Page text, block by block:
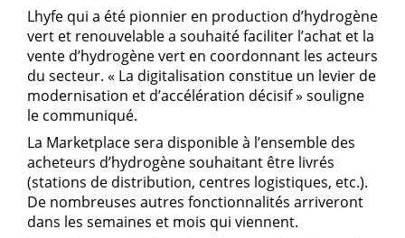
Lhyfe qui a été pionnier en production d’hydrogène
vert et renouvelable a souhaité faciliter l’achat et la
vente d’hydrogène vert en coordonnant les acteurs
du secteur. « La digitalisation constitue un levier de
modernisation et d’accélération décisif » souligne
le communiqué.
La Marketplace sera disponible à l’ensemble des
acheteurs d’hydrogène souhaitant être livrés
(stations de distribution, centres logistiques, etc.).
De nombreuses autres fonctionnalités arriveront
dans les semaines et mois qui viennent.